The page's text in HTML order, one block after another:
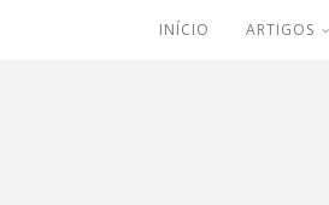
INÍCIO ARTIGOS